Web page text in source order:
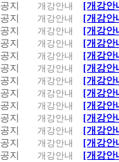
공지
개강안내
[개강안
공지
개강안내
[개강안
공지
개강안내
[개강안
공지
개강안내
[개강안
공지
개강안내
[개강안
공지
개강안내
[개강안
공지
개강안내
[개강안
공지
개강안내
[개강안
공지
개강안내
[개강안
공지
개강안내
[개강안
공지
개강안내
[개강안
공지
개강안내
[개강안
공지
개강안내
[개강안